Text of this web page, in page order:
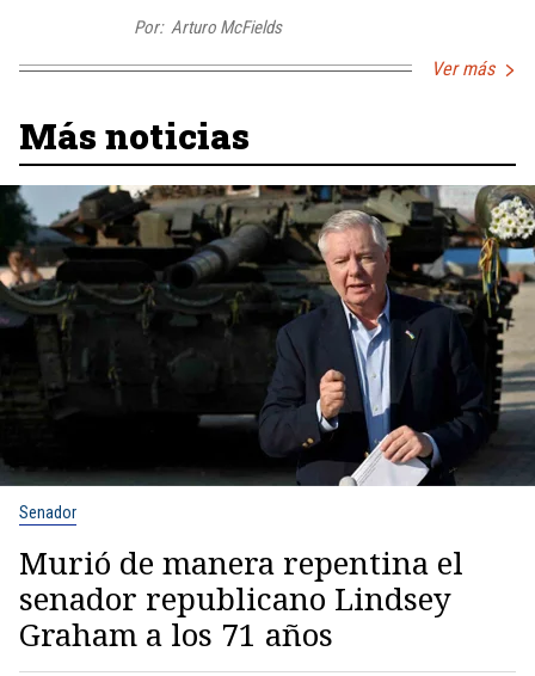
Por: Arturo McFields
Ver más
Más noticias
Senador
Murió de manera repentina el
senador republicano Lindsey
Graham a los 71 años